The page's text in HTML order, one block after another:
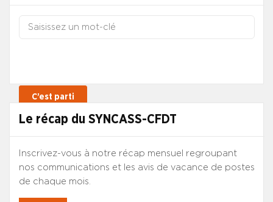
Le récap du SYNCASS-CFDT
Inscrivez-vous à notre récap mensuel regroupant
nos communications et les avis de vacance de postes
de chaque mois.